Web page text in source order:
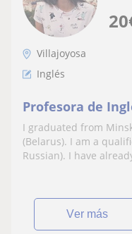
20
Villajoyosa
Inglés
Profesora de
I graduated from
(Belarus). I am a
Russian). I have
ver más